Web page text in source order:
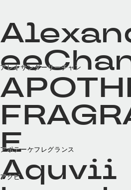
アレキサンダーリーチャン
E
アポテーケフレグランス
Aquvii
アクビ